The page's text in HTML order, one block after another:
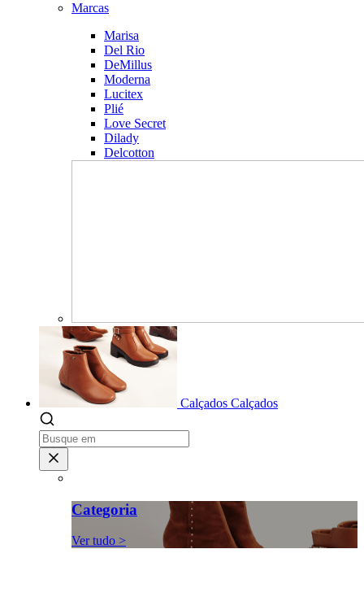
Marcas
Marisa
Del Rio
DeMillus
Moderna
Lucitex
Plié
Love Secret
Dilady
Delcotton
Calçados Calçados
Categoria
Ver tudo >